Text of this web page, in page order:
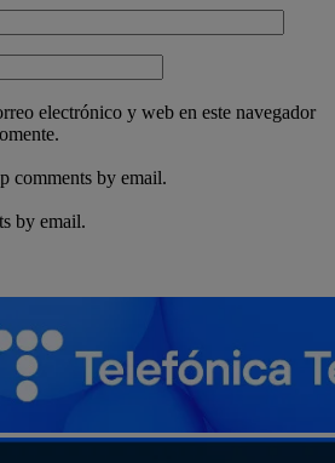
electrónico y web en este navegador
comments by email.
by email.